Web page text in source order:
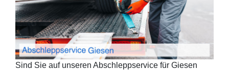
Sind Sie auf unseren Abschleppservice für Giesen